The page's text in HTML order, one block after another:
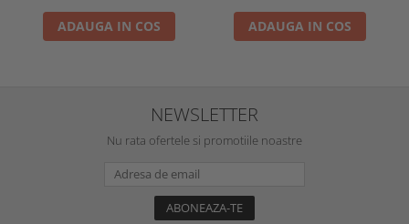
ADAUGA IN COS ADAUGA IN COS
NEWSLETTER
Nu rata ofertele si promotiile noastre